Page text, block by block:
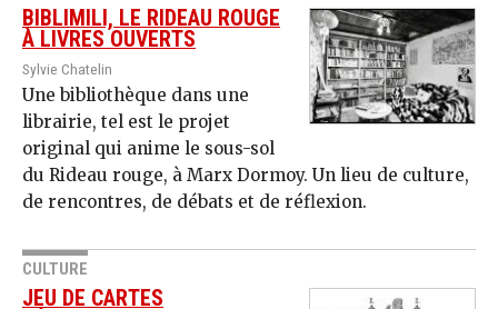
BIBLIMILI, LE RIDEAU ROUGE
À LIVRES OUVERTS
Sylvie Chatelin
Une bibliothèque dans une
librairie, tel est le projet
original qui anime le sous-sol
du Rideau rouge, à Marx Dormoy. Un lieu de culture,
de rencontres, de débats et de réflexion.
CULTURE
JEU DE CARTES